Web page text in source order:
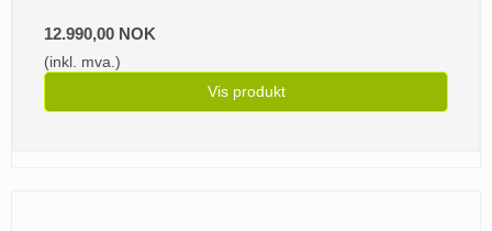
12.990,00 NOK
(inkl. mva.)
Vis produkt